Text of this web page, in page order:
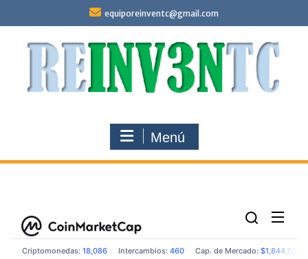
equiporeinventc@gmail.com
Menú
Criptomonedas: 18,086 Intercambios: 460 Cap. de Mercado: